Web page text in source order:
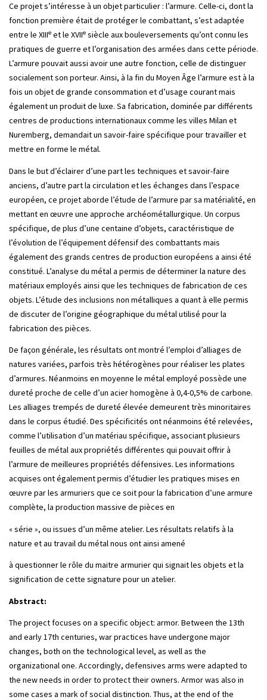
Ce projet s’intéresse à un objet particulier : l’armure. Celle-ci, dont la
fonction première était de protéger le combattant, s’est adaptée
entre le XIIIe et le XVIIe siècle aux bouleversements qu’ont connu les
pratiques de guerre et l’organisation des armées dans cette période.
L’armure pouvait aussi avoir une autre fonction, celle de distinguer
socialement son porteur. Ainsi, à la fin du Moyen Âge l’armure est à la
fois un objet de grande consommation et d’usage courant mais
également un produit de luxe. Sa fabrication, dominée par différents
centres de productions internationaux comme les villes Milan et
Nuremberg, demandait un savoir-faire spécifique pour travailler et
mettre en forme le métal.
Dans le but d’éclairer d’une part les techniques et savoir-faire
anciens, d’autre part la circulation et les échanges dans l’espace
européen, ce projet aborde l’étude de l’armure par sa matérialité, en
mettant en œuvre une approche archéométallurgique. Un corpus
spécifique, de plus d’une centaine d’objets, caractéristique de
l’évolution de l’équipement défensif des combattants mais
également des grands centres de production européens a ainsi été
constitué. L’analyse du métal a permis de déterminer la nature des
matériaux employés ainsi que les techniques de fabrication de ces
objets. L’étude des inclusions non métalliques a quant à elle permis
de discuter de l’origine géographique du métal utilisé pour la
fabrication des pièces.
De façon générale, les résultats ont montré l’emploi d’alliages de
natures variées, parfois très hétérogènes pour réaliser les plates
d’armures. Néanmoins en moyenne le métal employé possède une
dureté proche de celle d’un acier homogène à 0,4-0,5% de carbone.
Les alliages trempés de dureté élevée demeurent très minoritaires
dans le corpus étudié. Des spécificités ont néanmoins été relevées,
comme l’utilisation d’un matériau spécifique, associant plusieurs
feuilles de métal aux propriétés différentes qui pouvait offrir à
l’armure de meilleures propriétés défensives. Les informations
acquises ont également permis d’étudier les pratiques mises en
œuvre par les armuriers que ce soit pour la fabrication d’une armure
complète, la production massive de pièces en
« série », ou issues d’un même atelier. Les résultats relatifs à la
nature et au travail du métal nous ont ainsi amené
à questionner le rôle du maitre armurier qui signait les objets et la
signification de cette signature pour un atelier.
Abstract:
The project focuses on a specific object: armor. Between the 13th
and early 17th centuries, war practices have undergone major
changes, both on the technological level, as well as the
organizational one. Accordingly, defensives arms were adapted to
the new needs in order to protect their owners. Armor was also in
some cases a mark of social distinction. Thus, at the end of the